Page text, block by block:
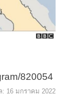
820054
: 16 มกราคม 2022